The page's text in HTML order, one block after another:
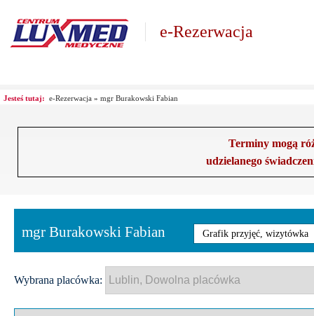
e-Rezerwacja
Jesteś tutaj: e-Rezerwacja » mgr Burakowski Fabian
Terminy mogą
udzielanego
mgr Burakowski Fabian Grafik przyjęć, wizytówka
Wybrana placówka: